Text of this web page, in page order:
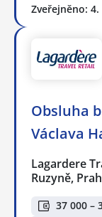
Zveřejněno:
Obsluha
Václava
Lagardere
Ruzyně,
37 000 –